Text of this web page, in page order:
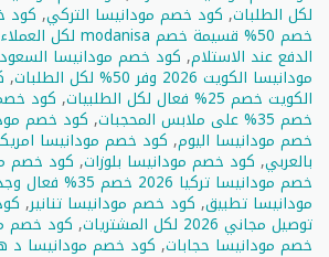
لكل الطلبات, كود خصم مودانيسا التركي, كود
خصم 50% قسيمة خصم modanisa لكل العملاء
الدفع عند الاستلام, كود خصم مودانيسا
مودانيسا الكويت 2026 وفر 50% لكل الطلبات ,
الكويت خصم 25% فعال لكل الطلبيات , كود خصم
خصم 35% على ملابس المحجبات , كود خصم
خصم مودانيسا اليوم, كود خصم مودانيسا
بالعربي, كود خصم مودانيسا بلوزات, كود خصم
خصم مودانيسا تركيا 2026 خصم 35% فعال وجديد
مودانيسا تطبيق, كود خصم مودانيسا تنانير,
توصيل مجاني 2026 لكل المشتريات , كود خصم
خصم مودانيسا حجابات, كود خصم مودانيسا د